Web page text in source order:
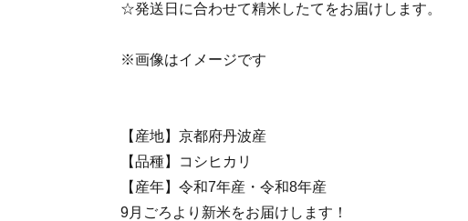
☆発送日に合わせて精米したてをお届けします。
※画像はイメージです
【産地】京都府丹波産
【品種】コシヒカリ
【産年】令和7年産・令和8年産
9月ごろより新米をお届けします！